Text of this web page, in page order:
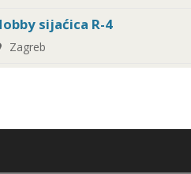
sijaćica R-4
Zagreb